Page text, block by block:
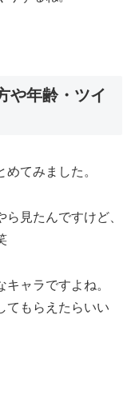
や年齢・ツイ
てみました。
見たんですけど、
ャラですよね。
てもらえたらいい